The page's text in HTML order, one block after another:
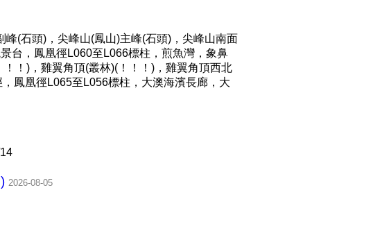
(石頭)，尖峰山(鳳山)主峰(石頭)，尖峰山南面
台，鳳凰徑L060至L066標柱，煎魚灣，象鼻
！)，雞翼角頂(叢林)(！！！)，雞翼角頂西北
鳳凰徑L065至L056標柱，大澳海濱長廊，大
2026-08-05